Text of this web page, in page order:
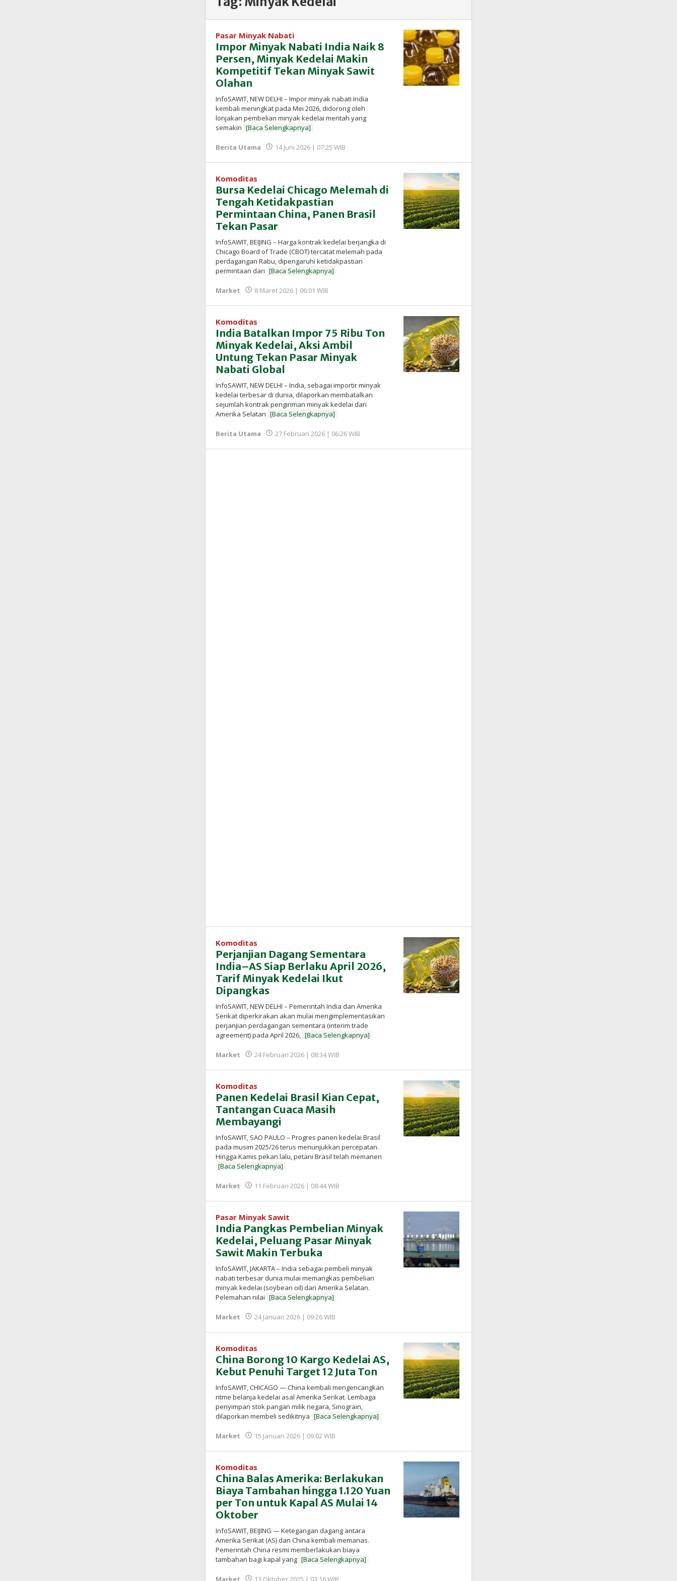
Pasar Minyak Nabati
Impor Minyak Nabati India Naik 8
Persen, Minyak Kedelai Makin
Kompetitif Tekan Minyak Sawit
Olahan
InfoSAWIT, NEW DELHI – Impor minyak nabati India
kembali meningkat pada Mei 2026, didorong oleh
lonjakan pembelian minyak kedelai mentah yang
semakin [Baca Selengkapnya]
Berita Utama 14 Juni 2026 | 07:25 WIB
InfoSAWIT
Komoditas
Bursa Kedelai Chicago Melemah di
Tengah Ketidakpastian
Permintaan China, Panen Brasil
Tekan Pasar
InfoSAWIT, BEIJING – Harga kontrak kedelai berjangka di
Chicago Board of Trade (CBOT) tercatat melemah pada
perdagangan Rabu, dipengaruhi ketidakpastian
permintaan dari [Baca Selengkapnya]
Market 8 Maret 2026 | 06:01 WIB
InfoSAWIT
Komoditas
India Batalkan Impor 75 Ribu Ton
Minyak Kedelai, Aksi Ambil
Untung Tekan Pasar Minyak
Nabati Global
InfoSAWIT, NEW DELHI – India, sebagai importir minyak
kedelai terbesar di dunia, dilaporkan membatalkan
sejumlah kontrak pengiriman minyak kedelai dari
Amerika Selatan [Baca Selengkapnya]
Berita Utama 27 Februari 2026 | 06:26 WIB
InfoSAWIT
Komoditas
Perjanjian Dagang Sementara
India–AS Siap Berlaku April 2026,
Tarif Minyak Kedelai Ikut
Dipangkas
InfoSAWIT, NEW DELHI – Pemerintah India dan Amerika
Serikat diperkirakan akan mulai mengimplementasikan
perjanjian perdagangan sementara (interim trade
agreement) pada April 2026, [Baca Selengkapnya]
Market 24 Februari 2026 | 08:34 WIB
InfoSAWIT
Komoditas
Panen Kedelai Brasil Kian Cepat,
Tantangan Cuaca Masih
Membayangi
InfoSAWIT, SAO PAULO – Progres panen kedelai Brasil
pada musim 2025/26 terus menunjukkan percepatan.
Hingga Kamis pekan lalu, petani Brasil telah memanen
[Baca Selengkapnya]
Market 11 Februari 2026 | 08:44 WIB
InfoSAWIT
Pasar Minyak Sawit
India Pangkas Pembelian Minyak
Kedelai, Peluang Pasar Minyak
Sawit Makin Terbuka
InfoSAWIT, JAKARTA – India sebagai pembeli minyak
nabati terbesar dunia mulai memangkas pembelian
minyak kedelai (soybean oil) dari Amerika Selatan.
Pelemahan nilai [Baca Selengkapnya]
Market 24 Januari 2026 | 09:26 WIB
InfoSAWIT
Komoditas
China Borong 10 Kargo Kedelai AS,
Kebut Penuhi Target 12 Juta Ton
InfoSAWIT, CHICAGO — China kembali mengencangkan
ritme belanja kedelai asal Amerika Serikat. Lembaga
penyimpan stok pangan milik negara, Sinograin,
dilaporkan membeli sedikitnya [Baca Selengkapnya]
Market 15 Januari 2026 | 09:02 WIB
InfoSAWIT
Komoditas
China Balas Amerika: Berlakukan
Biaya Tambahan hingga 1.120 Yuan
per Ton untuk Kapal AS Mulai 14
Oktober
InfoSAWIT, BEIJING — Ketegangan dagang antara
Amerika Serikat (AS) dan China kembali memanas.
Pemerintah China resmi memberlakukan biaya
tambahan bagi kapal yang [Baca Selengkapnya]
Market 13 Oktober 2025 | 03:16 WIB